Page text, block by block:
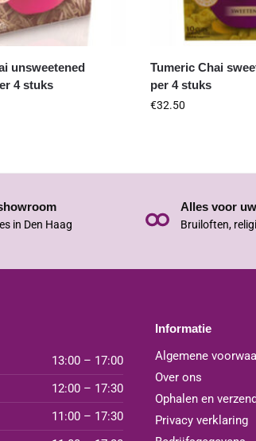
unsweetened
4 stuks
Tumeric Chai
per 4 stuks
€32.50
in Den Haag
Alles voor
Bruiloften,
13:00 – 17:00
12:00 – 17:30
11:00 – 17:30
Informatie
Algemene
Over ons
Ophalen en
Privacy verklaring